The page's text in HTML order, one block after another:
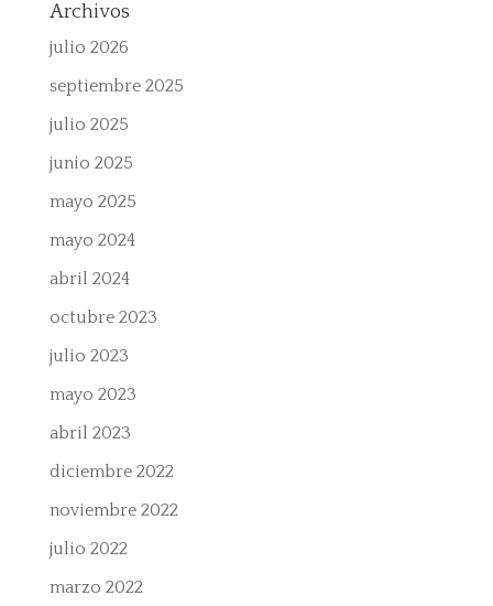
Archivos
julio 2026
septiembre 2025
julio 2025
junio 2025
mayo 2025
mayo 2024
abril 2024
octubre 2023
julio 2023
mayo 2023
abril 2023
diciembre 2022
noviembre 2022
julio 2022
marzo 2022